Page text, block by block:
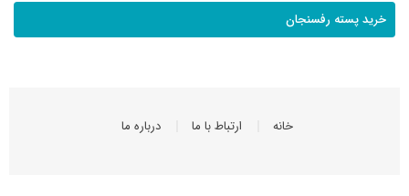
خرید پسته رفسنجان
خانه ارتباط با ما درباره ما